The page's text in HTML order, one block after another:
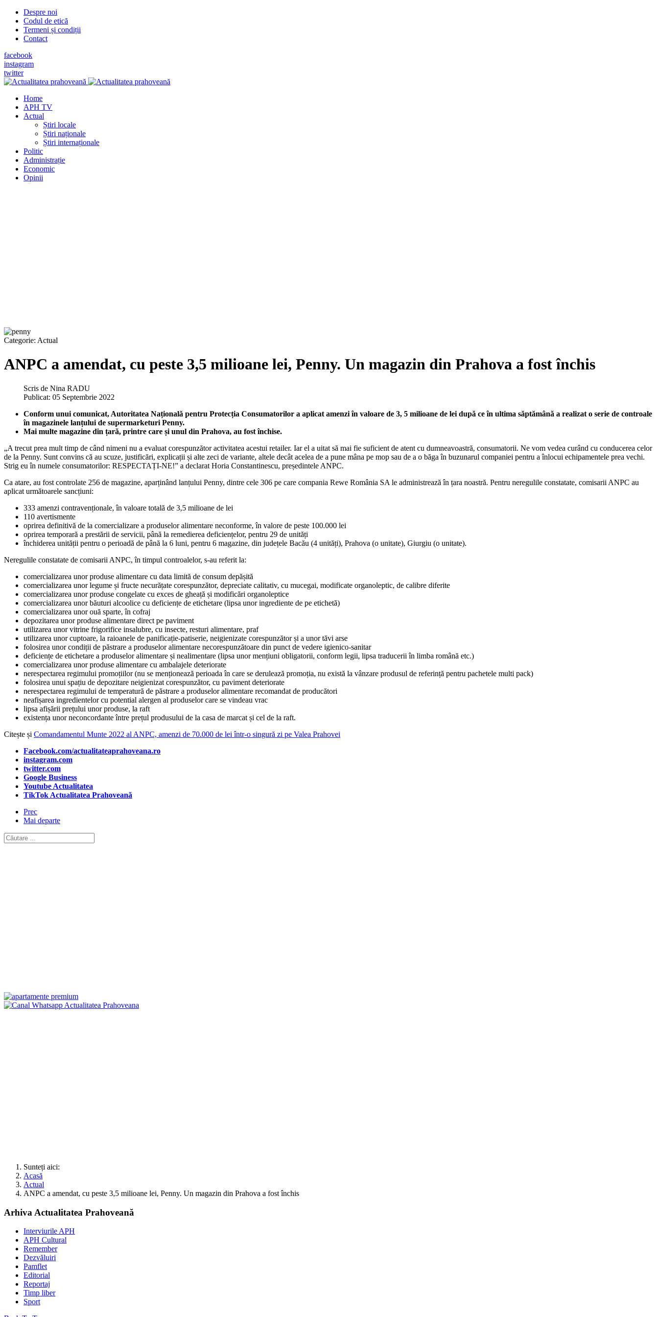
Despre noi
Codul de etică
Termeni și condiții
Contact
facebook
instagram
twitter
Home
APH TV
Actual
Știri locale
Știri naționale
Știri internaționale
Politic
Administrație
Economic
Opinii
Categorie: Actual
ANPC a amendat, cu peste 3,5 milioane lei, Penny. Un magazin din Prahova a fost închis
Scris de Nina RADU
Publicat: 05 Septembrie 2022
Conform unui comunicat, Autoritatea Națională pentru Protecția Consumatorilor a aplicat amenzi în valoare de 3, 5 milioane de lei după ce în ultima săptămână a realizat o serie de controale
în magazinele lanțului de supermarketuri Penny.
Mai multe magazine din țară, printre care și unul din Prahova, au fost închise.
„A trecut prea mult timp de când nimeni nu a evaluat corespunzător activitatea acestui retailer. Iar el a uitat să mai fie suficient de atent cu dumneavoastră, consumatorii. Ne vom vedea curând cu conducerea celor
de la Penny. Sunt convins că au scuze, justificări, explicații și alte zeci de variante, altele decât acelea de a pune mâna pe mop sau de a o băga în buzunarul companiei pentru a înlocui echipamentele prea vechi.
Strig eu în numele consumatorilor: RESPECTAȚI-NE!” a declarat Horia Constantinescu, președintele ANPC.
Ca atare, au fost controlate 256 de magazine, aparținând lanțului Penny, dintre cele 306 pe care compania Rewe România SA le administrează în țara noastră. Pentru neregulile constatate, comisarii ANPC au
aplicat următoarele sancțiuni:
333 amenzi contravenționale, în valoare totală de 3,5 milioane de lei
110 avertismente
oprirea definitivă de la comercializare a produselor alimentare neconforme, în valore de peste 100.000 lei
oprirea temporară a prestării de servicii, până la remedierea deficiențelor, pentru 29 de unități
închiderea unității pentru o perioadă de până la 6 luni, pentru 6 magazine, din județele Bacău (4 unități), Prahova (o unitate), Giurgiu (o unitate).
Neregulile constatate de comisarii ANPC, în timpul controalelor, s-au referit la:
comercializarea unor produse alimentare cu data limită de consum depășită
comercializarea unor legume și fructe necurățate corespunzător, depreciate calitativ, cu mucegai, modificate organoleptic, de calibre diferite
comercializarea unor produse congelate cu exces de gheață și modificări organoleptice
comercializarea unor băuturi alcoolice cu deficiențe de etichetare (lipsa unor ingrediente de pe etichetă)
comercializarea unor ouă sparte, în cofraj
depozitarea unor produse alimentare direct pe paviment
utilizarea unor vitrine frigorifice insalubre, cu insecte, resturi alimentare, praf
utilizarea unor cuptoare, la raioanele de panificație-patiserie, neigienizate corespunzător și a unor tăvi arse
folosirea unor condiții de păstrare a produselor alimentare necorespunzătoare din punct de vedere igienico-sanitar
deficiențe de etichetare a produselor alimentare și nealimentare (lipsa unor mențiuni obligatorii, conform legii, lipsa traducerii în limba română etc.)
comercializarea unor produse alimentare cu ambalajele deteriorate
nerespectarea regimului promoțiilor (nu se menționează perioada în care se derulează promoția, nu există la vânzare produsul de referință pentru pachetele multi pack)
folosirea unui spațiu de depozitare neigienizat corespunzător, cu paviment deteriorate
nerespectarea regimului de temperatură de păstrare a produselor alimentare recomandat de producători
neafișarea ingredientelor cu potential alergen al produselor care se vindeau vrac
lipsa afișării prețului unor produse, la raft
existența unor neconcordante între prețul produsului de la casa de marcat și cel de la raft.
Citește și Comandamentul Munte 2022 al ANPC, amenzi de 70.000 de lei într-o singură zi pe Valea Prahovei
Facebook.com/actualitateaprahoveana.ro
instagram.com
twitter.com
Google Business
Youtube Actualitatea
TikTok Actualitatea Prahoveană
Prec
Mai departe
Sunteți aici:
Acasă
Actual
ANPC a amendat, cu peste 3,5 milioane lei, Penny. Un magazin din Prahova a fost închis
Arhiva Actualitatea Prahoveană
Interviurile APH
APH Cultural
Remember
Dezvăluiri
Pamflet
Editorial
Reportaj
Timp liber
Sport